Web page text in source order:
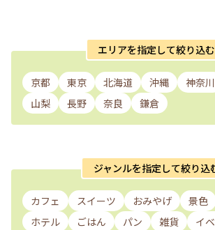
エリアを指定して絞り込む
京都 東京 北海道 沖縄 神奈川
山梨
長野 奈良 鎌倉
ジャンルを指定して絞り込
カフェ スイーツ おみやげ 景色
ホテル
ごはん パン 雑貨 イ